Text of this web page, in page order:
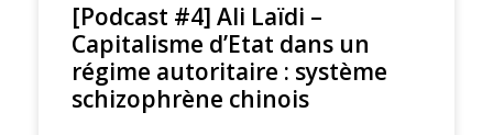
[Podcast #4] Ali Laïdi –
Capitalisme d’Etat dans un
régime autoritaire : système
schizophrène chinois